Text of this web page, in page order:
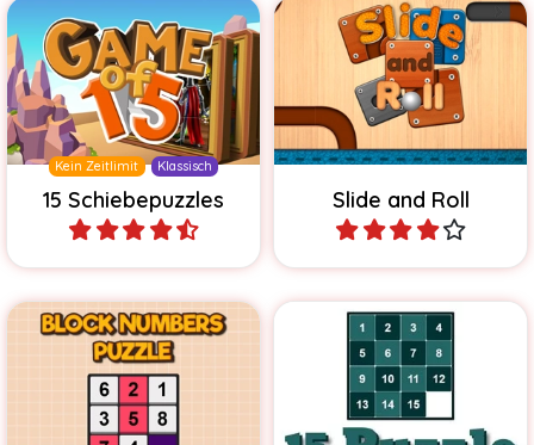
Kein Zeitlimit Klassisch
15 Schiebepuzzles
Löse die klassischen 15
Puzzles in unterschiedlichen
Größen.
Spiele Slide and Roll
Lustiges Rätselspiel mit
Kugelbahnblöcken.
Spiele
Schiebepuzzle, dessen
Größe mit jedem Level
steigt.
Klassisches Schiebepuzzle.